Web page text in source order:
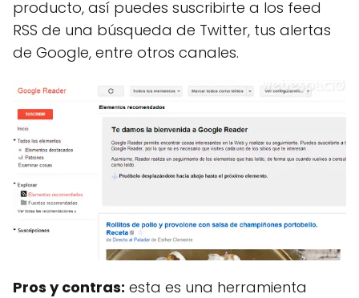
producto, así puedes suscribirte a los feed
RSS de una búsqueda de Twitter, tus alertas
de Google, entre otros canales.
Pros y contras: esta es una herramienta